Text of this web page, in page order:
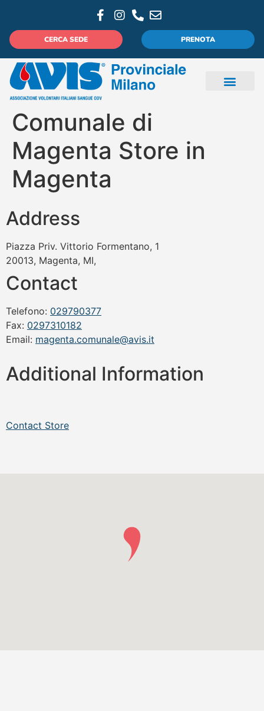
CERCA SEDE PRENOTA
Comunale di
Magenta Store in
Magenta
Address
Piazza Priv. Vittorio Formentano, 1
20013, Magenta, MI,
Contact
Telefono: 029790377
Fax: 0297310182
Email: magenta.comunale@avis.it
Additional Information
Contact Store